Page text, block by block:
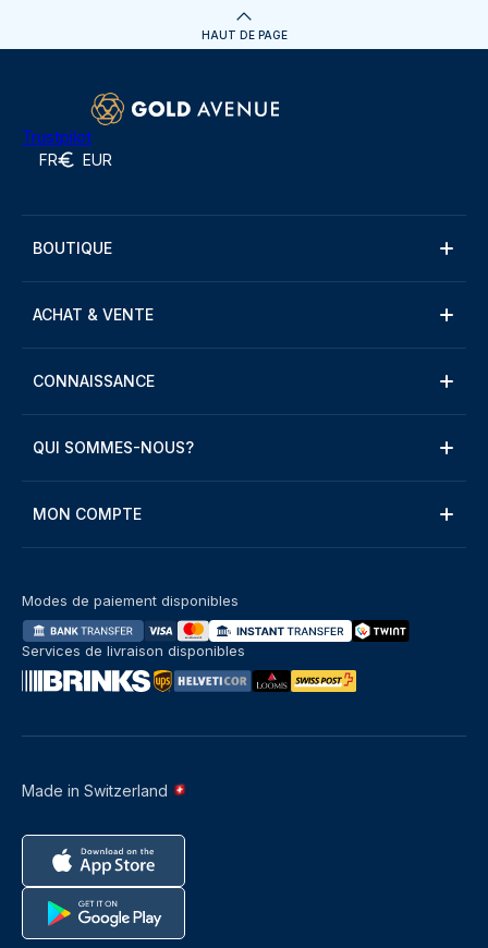
HAUT DE PAGE
Trustpilot
FR EUR
BOUTIQUE
ACHAT & VENTE
CONNAISSANCE
QUI SOMMES-NOUS?
MON COMPTE
Made in Switzerland
Modes de paiement disponibles
Services de livraison disponibles